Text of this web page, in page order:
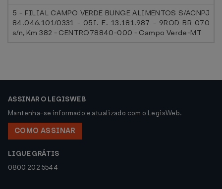
5 - FILIAL CAMPO VERDE BUNGE ALIMENTOS S/ACNPJ
84.046.101/0331 - 05I. E. 13.181.987 - 9ROD BR 070
s/n, Km 382 - CENTRO78840-000 - Campo Verde-MT
ASSINAR O LEGISWEB
Mantenha-se informado e atualizado com o LegisWeb.
COMO ASSINAR
LIGUE GRÁTIS
0800 202 5544